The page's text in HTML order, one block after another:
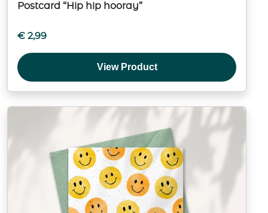
Postcard “Hip hip hooray”
€ 2,99
View Product